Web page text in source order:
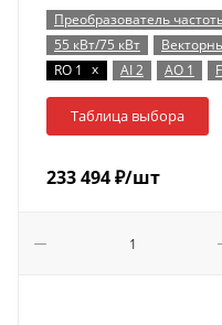
Преобразователь
55 кВт/75 кВт
RO 1 x AI 2 AO 1
Таблица выбора
233 494₽/шт